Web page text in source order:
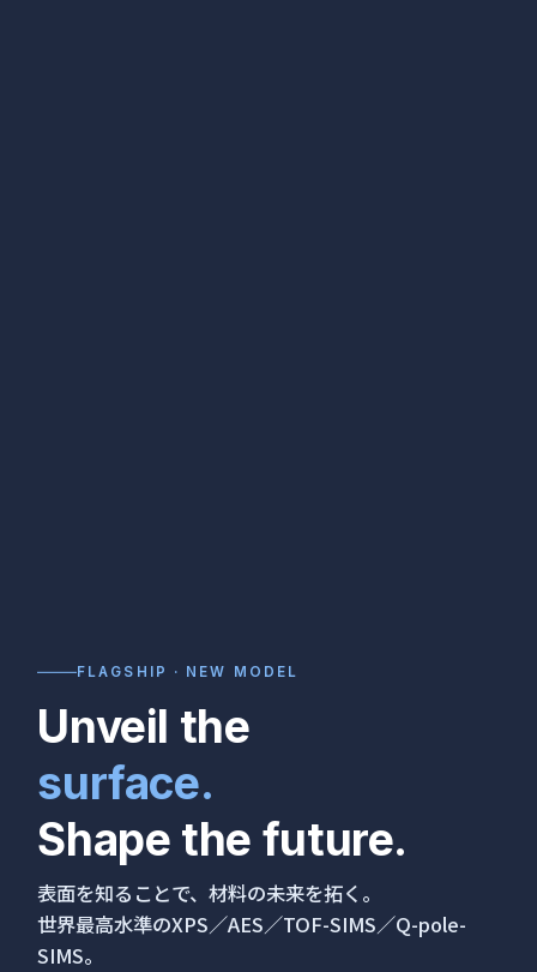
FLAGSHIP · NEW MODEL
Unveil the
surface.
Shape the future.
表面を知ることで、材料の未来を拓く。
世界最高水準のXPS／AES／TOF-SIMS／Q-pole-
SIMS。